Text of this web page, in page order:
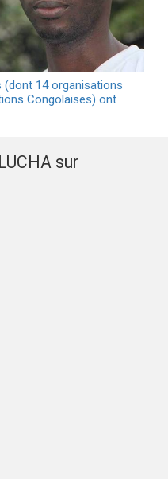
(dont 14 organisations
Congolaises) ont
sur